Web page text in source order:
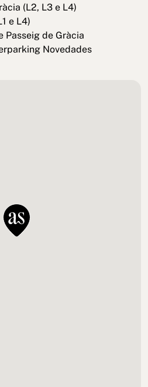
(L2, L3 e L4)
e L4)
Passeig de Gràcia
Novedades